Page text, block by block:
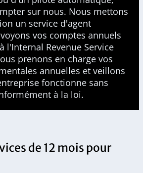
sur nous. Nous mettons
un service d'agent
vos comptes annuels
l'Internal Revenue Service
prenons en charge vos
annuelles et veillons
fonctionne sans
à la loi.
de 12 mois pour